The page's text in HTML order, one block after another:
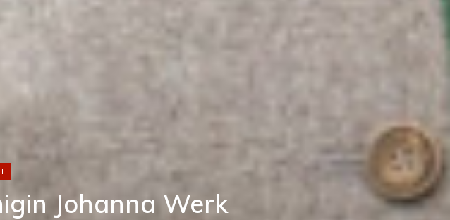
Johanna Werk